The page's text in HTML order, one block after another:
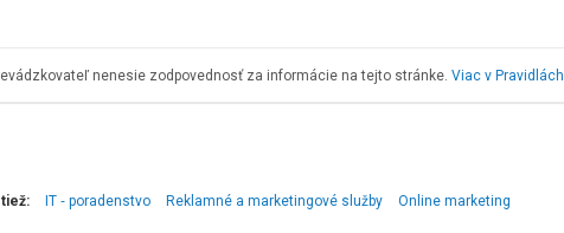
nenesie zodpovednosť za informácie na tejto stránke. Viac v Pravidlách
IT ‑ poradenstvo Reklamné a marketingové služby Online marketing